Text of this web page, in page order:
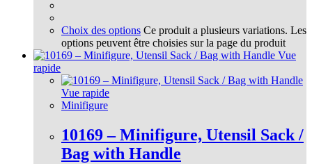
Choix des options Ce produit a plusieurs variations. Les
options peuvent être choisies sur la page du produit
Vue
rapide
Vue rapide
Minifigure
10169 – Minifigure, Utensil Sack /
Bag with Handle